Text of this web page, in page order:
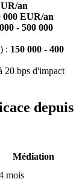
an
000 EUR/an
- 500 000
: 150 000 - 400
20 bps d'impact
depuis
Médiation
mois